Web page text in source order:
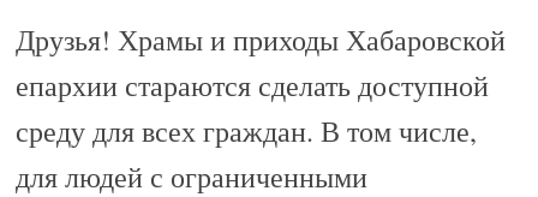
Друзья! Храмы и приходы Хабаровской
епархии стараются сделать доступной
среду для всех граждан. В том числе,
для людей с ограниченными